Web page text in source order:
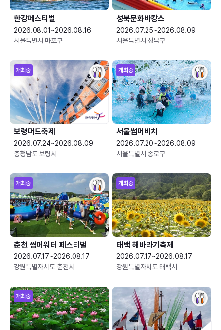
한강페스티벌
2026.08.01~2026.08.16
서울특별시 마포구
성북문화바캉스
2026.07.25~2026.08.09
서울특별시 성북구
개최중
보령머드축제
2026.07.24~2026.08.09
충청남도 보령시
개최중
서울썸머비치
2026.07.20~2026.08.09
서울특별시 종로구
개최중
춘천 썸머워터 페스티벌
2026.07.17~2026.08.17
강원특별자치도 춘천시
개최중
태백 해바라기축제
2026.07.17~2026.08.17
강원특별자치도 태백시
개최중